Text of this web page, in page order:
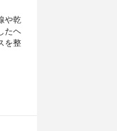
や乾
たヘ
を整